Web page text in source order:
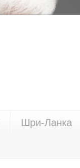
Шри-Ланка